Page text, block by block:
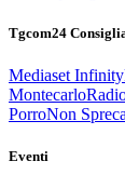
Tgcom24
Mediaset Infinity
Montecarlo
PorroNon
Eventi